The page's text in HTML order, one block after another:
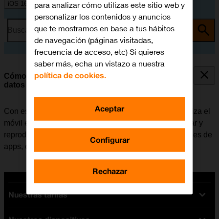
iOS 16.0
Busca por problema o tema
Cómo seleccionar los ajustes del consumo de
datos
Con esta función se puede controlar cuántos datos utiliza el
móvil en diferentes funciones, por ejemplo, al descargar y
reproducir contenido en la mejor calidad, actualizaciones de
apps, etc.
Nuestras tarifas
para analizar cómo utilizas este sitio web y
personalizar los contenidos y anuncios
que te mostramos en base a tus hábitos
de navegación (páginas visitadas,
frecuencia de acceso, etc) Si quieres
saber más, echa un vistazo a nuestra
política de cookies.
Configurar
Rechazar
Aceptar